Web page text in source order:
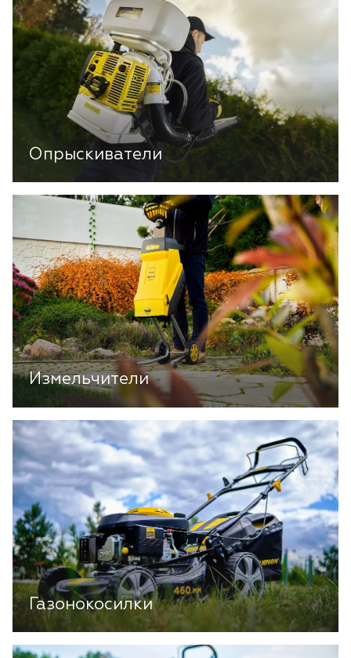
Опрыскиватели
Измельчители
Газонокосилки